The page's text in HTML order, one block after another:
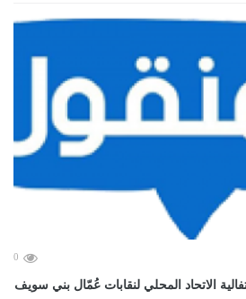
0
الاتحاد المحلي لنقابات عُمّال بني سويف